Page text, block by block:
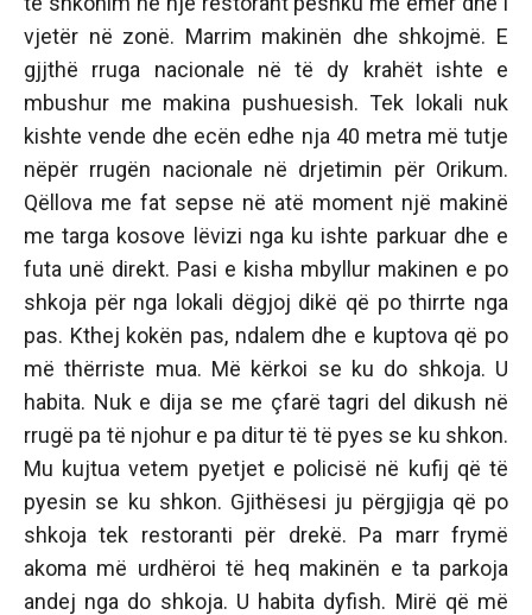
vjetër në zonë. Marrim makinën dhe shkojmë. E
gjjthë rruga nacionale në të dy krahët ishte e
mbushur me makina pushuesish. Tek lokali nuk
kishte vende dhe ecën edhe nja 40 metra më tutje
nëpër rrugën nacionale në drjetimin për Orikum.
Qëllova me fat sepse në atë moment një makinë
me targa kosove lëvizi nga ku ishte parkuar dhe e
futa unë direkt. Pasi e kisha mbyllur makinen e po
shkoja për nga lokali dëgjoj dikë që po thirrte nga
pas. Kthej kokën pas, ndalem dhe e kuptova që po
më thërriste mua. Më kërkoi se ku do shkoja. U
habita. Nuk e dija se me çfarë tagri del dikush në
rrugë pa të njohur e pa ditur të të pyes se ku shkon.
Mu kujtua vetem pyetjet e policisë në kufij që të
pyesin se ku shkon. Gjithësesi ju përgjigja që po
shkoja tek restoranti për drekë. Pa marr frymë
akoma më urdhëroi të heq makinën e ta parkoja
andej nga do shkoja. U habita dyfish. Mirë që më